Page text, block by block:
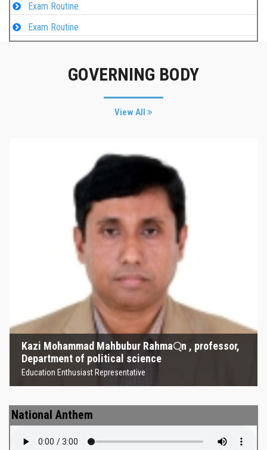
Exam Routine
Exam Routine
GOVERNING BODY
View All
Kazi Mohammad Mahbubur Rahma্‌n , professor,
Department of political science
Education Enthusiast Representative
Kazi Mohammad Mahbubur
Rahma্‌n , professor, Department
of political science
Education Enthusiast Representative
National Anthem